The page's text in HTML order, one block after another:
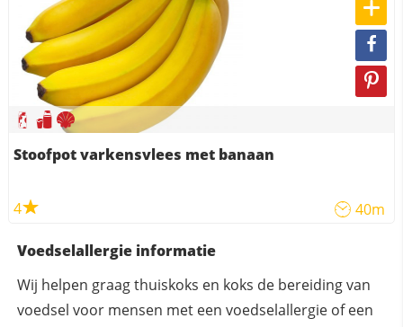
Stoofpot varkensvlees met banaan
4 40m
Voedselallergie informatie
Wij helpen graag thuiskoks en koks de bereiding van
voedsel voor mensen met een voedselallergie of een